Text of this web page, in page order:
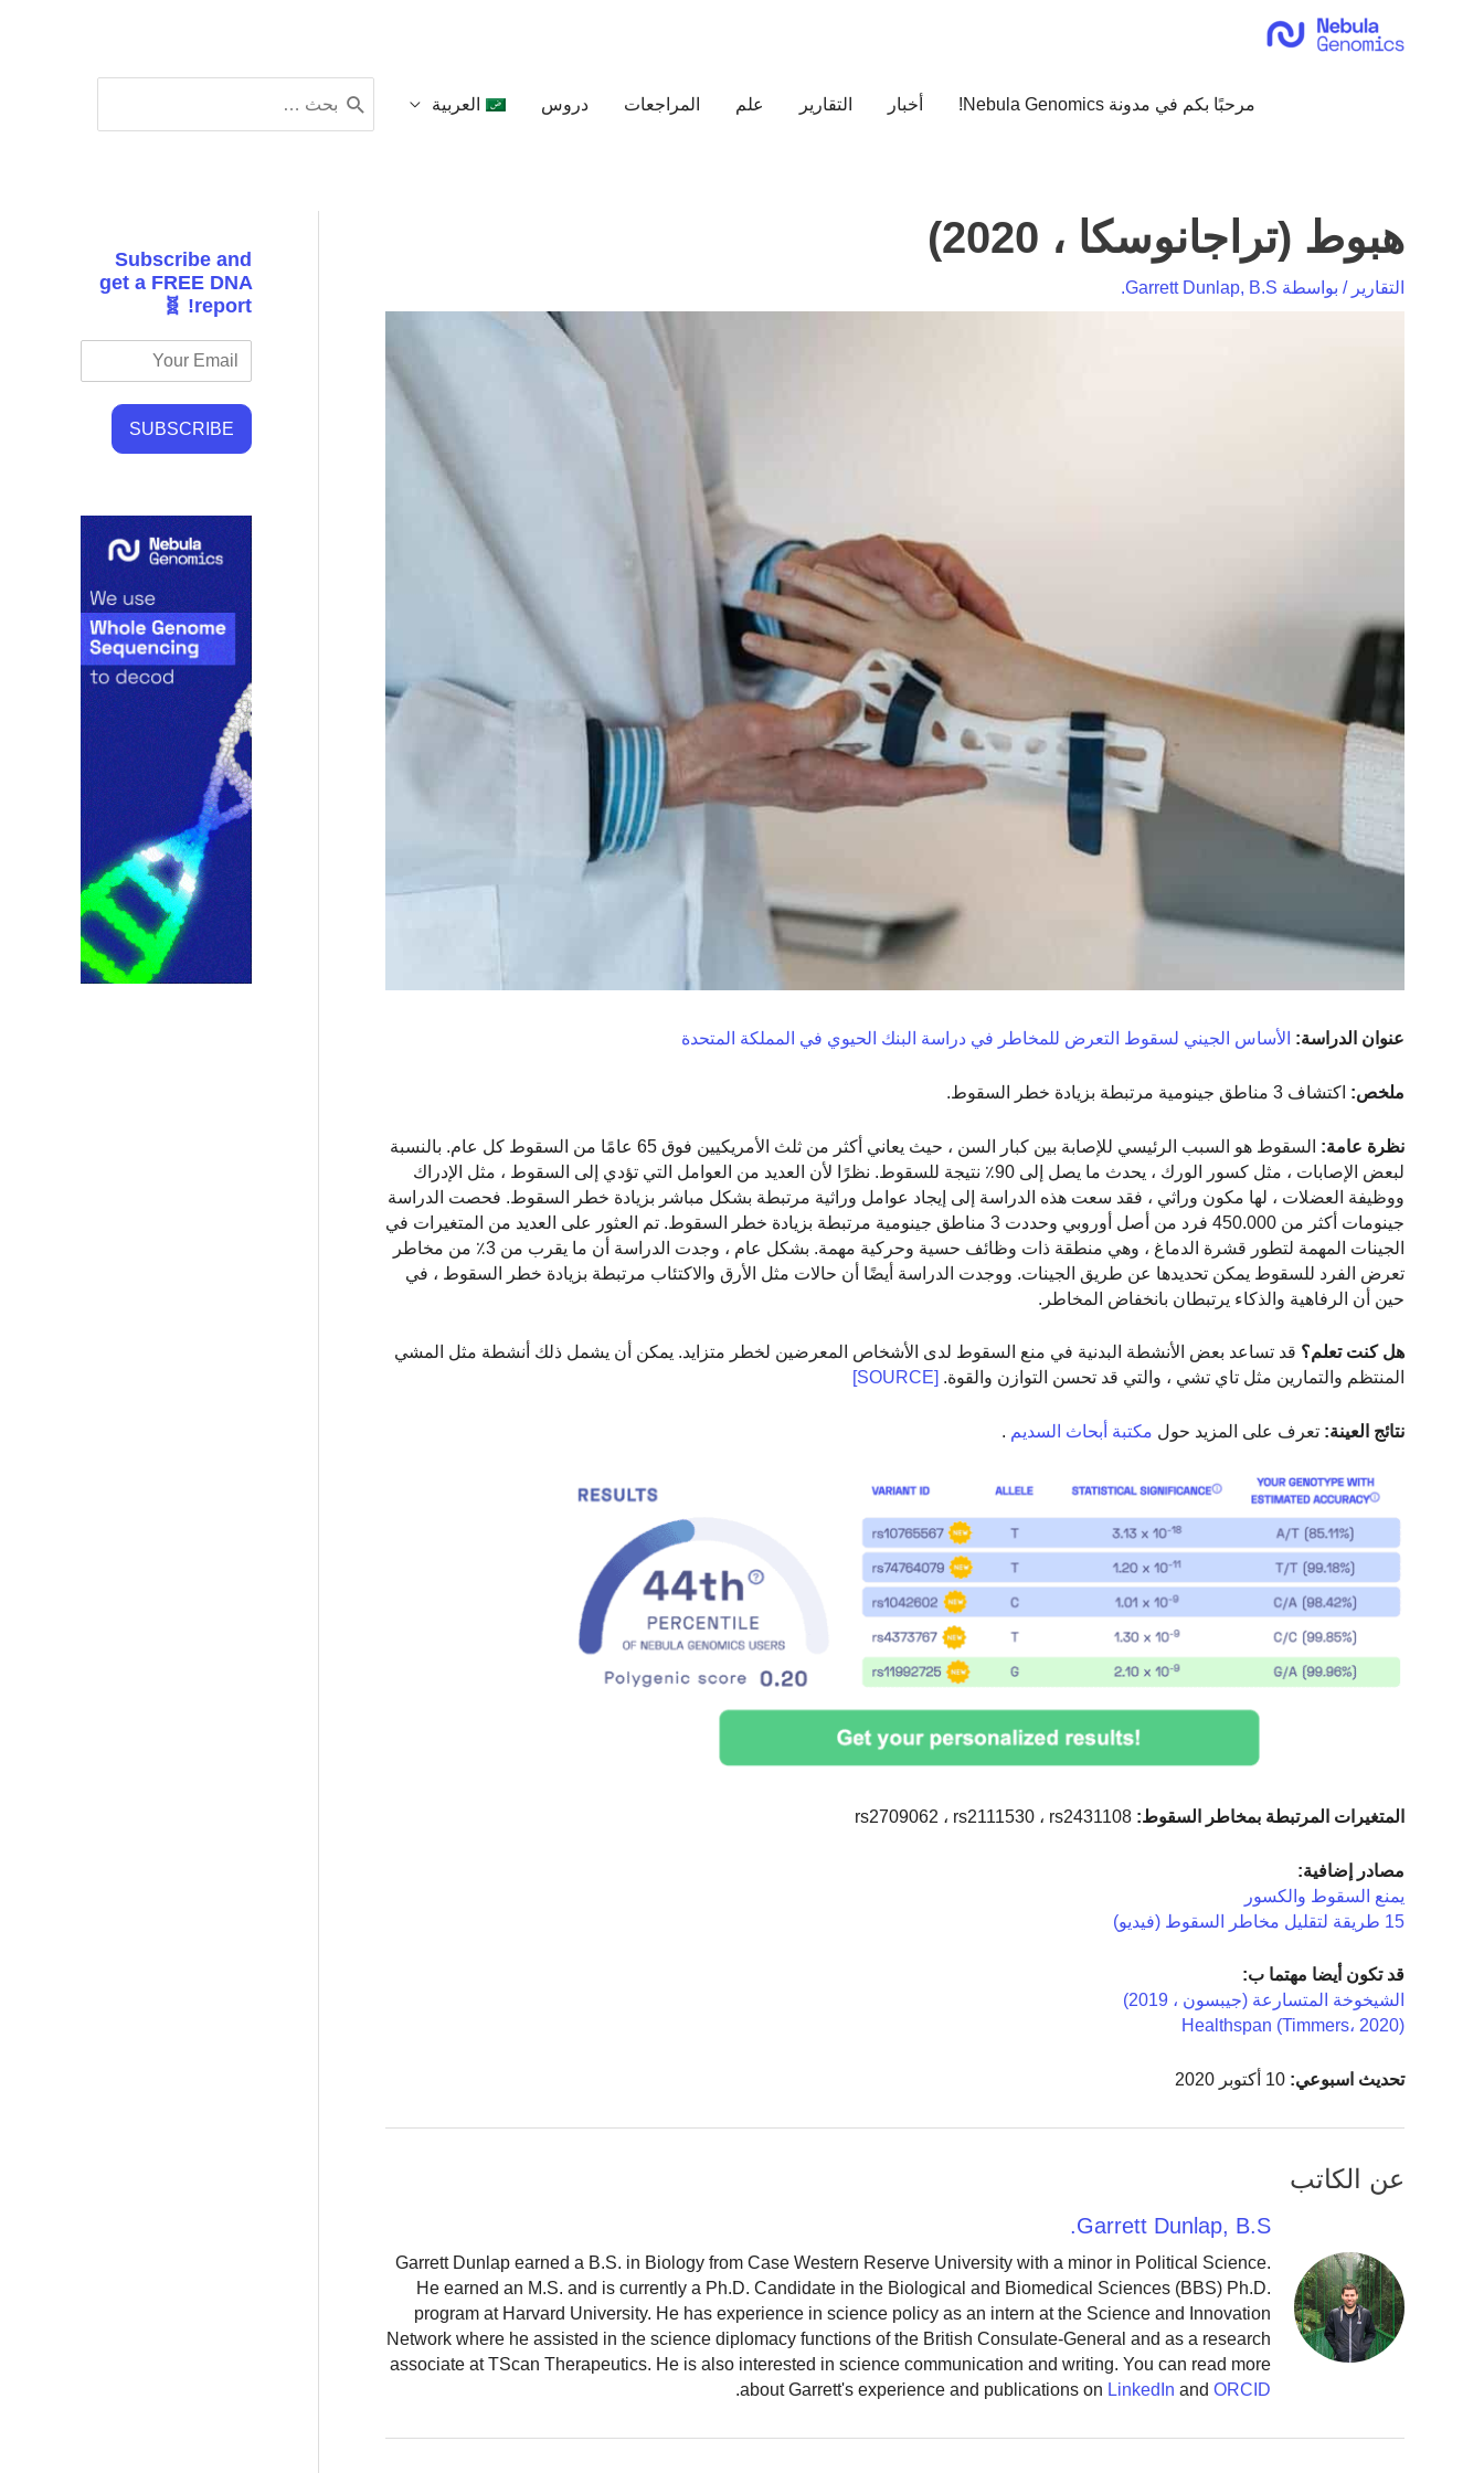
مرحبًا بكم في مدونة Nebula Genomics! أخبار التقارير علم المراجعات دروس العربية
عن:
هبوط (تراجانوسكا ، 2020)
التقارير / بواسطة Garrett Dunlap, B.S.
عنوان الدراسة: الأساس الجيني لسقوط التعرض للمخاطر في دراسة البنك الحيوي في المملكة المتحدة
ملخص: اكتشاف 3 مناطق جينومية مرتبطة بزيادة خطر السقوط.
نظرة عامة:
السقوط هو السبب الرئيسي للإصابة بين كبار السن ، حيث يعاني أكثر من ثلث الأمريكيين فوق 65 عامًا من السقوط كل عام. بالنسبة
لبعض الإصابات ، مثل كسور الورك ، يحدث ما يصل إلى 90٪ نتيجة للسقوط. نظرًا لأن العديد من العوامل التي تؤدي إلى السقوط ، مثل الإدراك
ووظيفة العضلات ، لها مكون وراثي ، فقد سعت هذه الدراسة إلى إيجاد عوامل وراثية مرتبطة بشكل مباشر بزيادة خطر السقوط. فحصت الدراسة
جينومات أكثر من 450.000 فرد من أصل أوروبي وحددت 3 مناطق جينومية مرتبطة بزيادة خطر السقوط. تم العثور على العديد من المتغيرات في
الجينات المهمة لتطور قشرة الدماغ ، وهي منطقة ذات وظائف حسية وحركية مهمة. بشكل عام ، وجدت الدراسة أن ما يقرب من 3٪ من مخاطر
تعرض الفرد للسقوط يمكن تحديدها عن طريق الجينات. ووجدت الدراسة أيضًا أن حالات مثل الأرق والاكتئاب مرتبطة بزيادة خطر السقوط ، في
حين أن الرفاهية والذكاء يرتبطان بانخفاض المخاطر.
هل كنت تعلم؟ قد تساعد بعض الأنشطة البدنية في منع السقوط لدى الأشخاص المعرضين لخطر متزايد. يمكن أن يشمل ذلك أنشطة مثل المشي
المنتظم والتمارين مثل تاي تشي ، والتي قد تحسن التوازن والقوة. [SOURCE]
نتائج العينة: تعرف على المزيد حول مكتبة أبحاث السديم .
المتغيرات المرتبطة بمخاطر السقوط:
مصادر إضافية:
يمنع السقوط والكسور
15 طريقة لتقليل مخاطر السقوط (فيديو)
قد تكون أيضا مهتما ب:
الشيخوخة المتسارعة (جيبسون ، 2019)
Healthspan (Timmers، 2020)
تحديث اسبوعي:
عن الكاتب
Garrett Dunlap, B.S.
Garrett Dunlap earned a B.S. in Biology from Case Western Reserve University with a minor in Political Science.
He earned an M.S. and is currently a Ph.D. Candidate in the Biological and Biomedical Sciences (BBS) Ph.D.
program at Harvard University. He has experience in science policy as an intern at the Science and Innovation
Network where he assisted in the science diplomacy functions of the British Consulate-General and as a research
associate at TScan Therapeutics. He is also interested in science communication and writing. You can read more
about Garrett's experience and publications on LinkedIn and ORCID
.
Subscribe and
get a FREE DNA
report! 🧬
SUBSCRIBE